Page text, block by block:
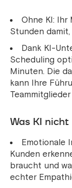
Ohne KI:
Stunden
Dank KI-
Scheduling
Minuten. Die
kann Ihre
Was KI
Emotionale
Kunden
braucht und
echter